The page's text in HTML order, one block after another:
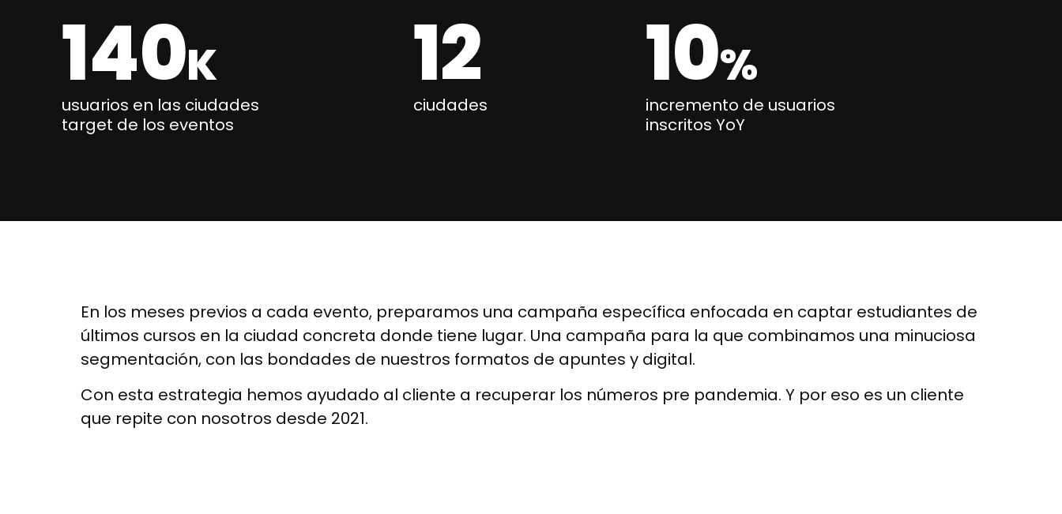
140K
usuarios en las ciudades
target de los eventos
12
ciudades 10%
incremento de usuarios
inscritos YoY
En los meses previos a cada evento, preparamos una campaña específica enfocada en captar estudiantes de
últimos cursos en la ciudad concreta donde tiene lugar. Una campaña para la que combinamos una minuciosa
segmentación, con las bondades de nuestros formatos de apuntes y digital.
Con esta estrategia hemos ayudado al cliente a recuperar los números pre pandemia. Y por eso es un cliente
que repite con nosotros desde 2021.